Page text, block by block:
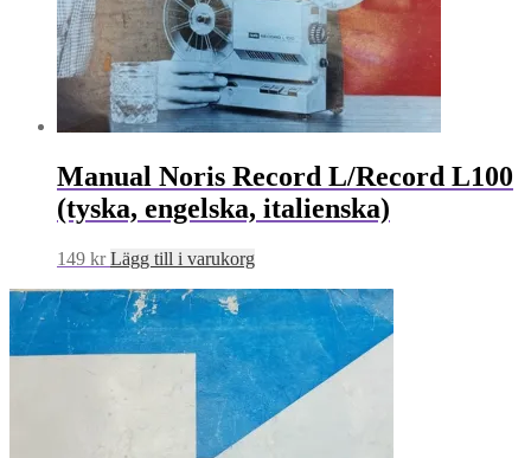
Manual Noris Record L/Record L100
(tyska, engelska, italienska)
149 kr Lägg till i varukorg